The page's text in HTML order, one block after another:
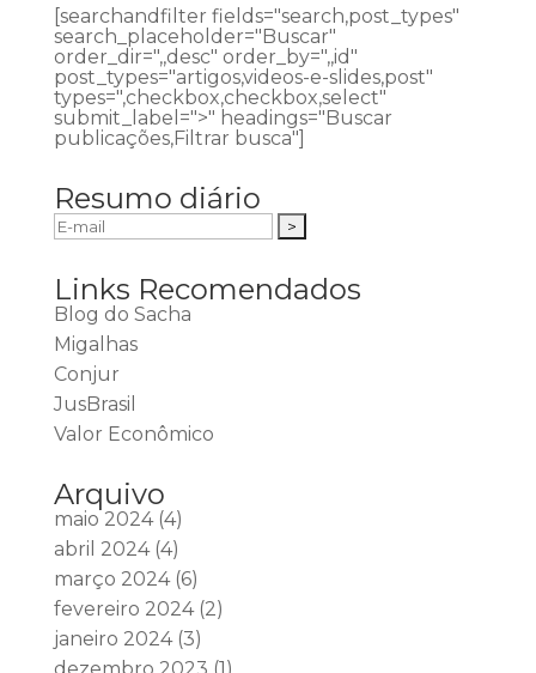
[searchandfilter fields="search,post_types"
search_placeholder="Buscar"
order_dir=",,desc" order_by=",,id"
post_types="artigos,videos-e-slides,post"
types=",checkbox,checkbox,select"
submit_label=">" headings="Buscar
publicações,Filtrar busca"]
Resumo diário
Links Recomendados
Blog do Sacha
Migalhas
Conjur
JusBrasil
Valor Econômico
Arquivo
maio 2024(4)
abril 2024(4)
março 2024(6)
fevereiro 2024(2)
janeiro 2024(3)